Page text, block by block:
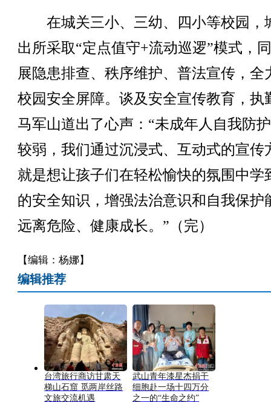
在城关三小、三幼、四小等校园，
出所采取“定点值守+流动巡逻”模式，
展隐患排查、秩序维护、普法宣传，全
校园安全屏障。谈及安全宣传教育，执
马军山道出了心声：“未成年人自我防
较弱，我们通过沉浸式、互动式的宣传
就是想让孩子们在轻松愉快的氛围中学
的安全知识，增强法治意识和自我保护
远离危险、健康成长。”（完）
【编辑：杨娜】
编辑推荐
台湾旅行商访甘肃天
梯山石窟 觅两岸丝路
文旅交流机遇
武山青年漆星杰捐干
细胞赴一场十四万分
之一的“生命之约”